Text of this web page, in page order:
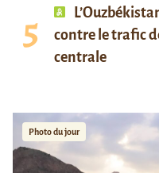
contre le trafic
centrale
Photo du jour